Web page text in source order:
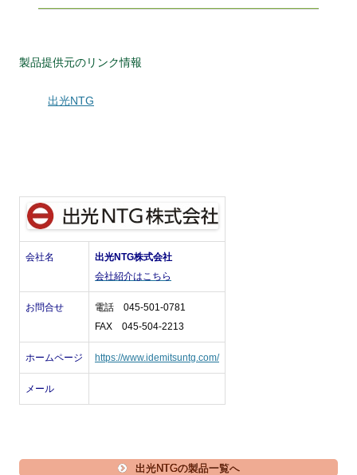
製品提供元のリンク情報
出光NTG
会社名
出光NTG株式会社
会社紹介はこちら
お問合せ
電話 045-501-0781
FAX 045-504-2213
ホームページ https://www.idemitsuntg.com/
メール
出光NTGの製品一覧へ